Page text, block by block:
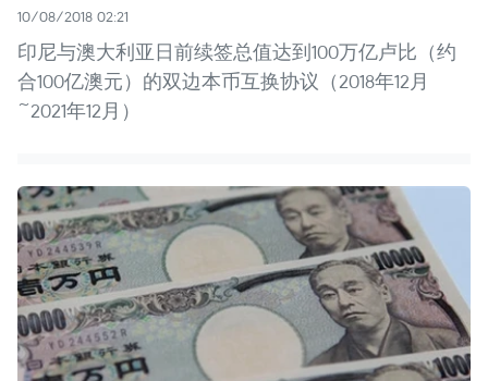
10/08/2018 02:21
印尼与澳大利亚日前续签总值达到100万亿卢比（约
合100亿澳元）的双边本币互换协议（2018年12月
~2021年12月）